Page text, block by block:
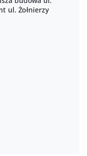
ul. Żołnierzy